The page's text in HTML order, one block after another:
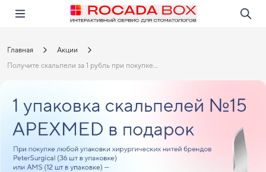
Открыть в приложении!
Главная
Акции
Получите скальпели за 1 рубль при покупке нитей.